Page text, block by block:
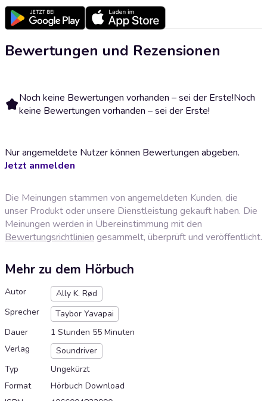
Bewertungen und Rezensionen
Noch keine Bewertungen vorhanden – sei der Erste!Noch
keine Bewertungen vorhanden – sei der Erste!
Nur angemeldete Nutzer können Bewertungen abgeben.
Jetzt anmelden
Die Meinungen stammen von angemeldeten Kunden, die
unser Produkt oder unsere Dienstleistung gekauft haben. Die
Meinungen werden in Übereinstimmung mit den
Bewertungsrichtlinien gesammelt, überprüft und veröffentlicht.
Mehr zu dem Hörbuch
Autor
Ally K. Rød
Sprecher
Taybor Yavapai
Dauer
1 Stunden 55 Minuten
Verlag
Soundriver
Typ
Ungekürzt
Format
Hörbuch Download